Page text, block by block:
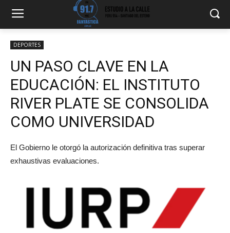
DEPORTES
UN PASO CLAVE EN LA
EDUCACIÓN: EL INSTITUTO
RIVER PLATE SE CONSOLIDA
COMO UNIVERSIDAD
El Gobierno le otorgó la autorización definitiva tras superar
exhaustivas evaluaciones.